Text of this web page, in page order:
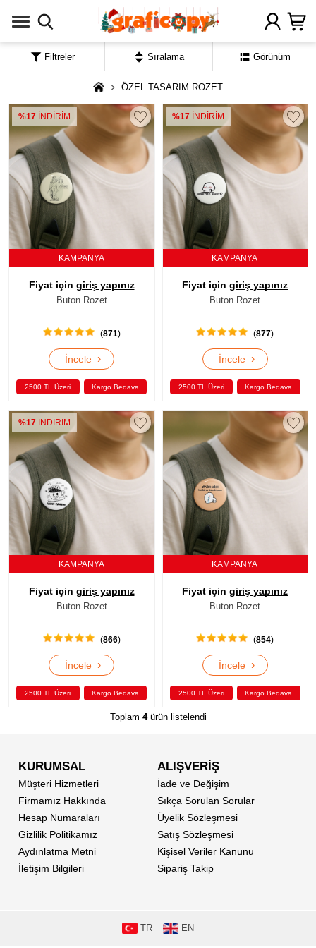
ÖZEL TASARIM ROZET
%17 İNDİRİM
KAMPANYA
Fiyat için giriş yapınız
Buton Rozet
(871)
İncele ›
2500 TL Üzeri Kargo Bedava
%17İNDİRİM
KAMPANYA
Fiyat için giriş yapınız
Buton Rozet
(877)
İncele ›
2500 TL Üzeri Kargo Bedava
%17 İNDİRİM
KAMPANYA
Fiyat için giriş yapınız
Buton Rozet
(866)
İncele ›
2500 TL Üzeri Kargo Bedava
KAMPANYA
Fiyat için giriş yapınız
Buton Rozet
(854)
İncele ›
2500 TL Üzeri Kargo Bedava
Toplam 4ürün listelendi
KURUMSAL
Müşteri Hizmetleri
Firmamız Hakkında
Hesap Numaraları
Gizlilik Politikamız
Aydınlatma Metni
İletişim Bilgileri
ALIŞVERİŞ
İade ve Değişim
Sıkça Sorulan Sorular
Üyelik Sözleşmesi
Satış Sözleşmesi
Kişisel Veriler Kanunu
Sipariş Takip
TR EN
Filtreler Sıralama Görünüm